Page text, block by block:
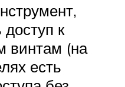
к
винтам (на
есть